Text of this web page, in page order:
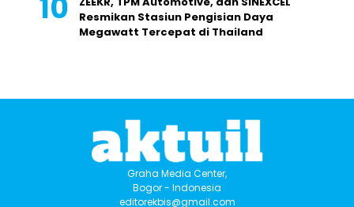
Resmikan Stasiun Pengisian Daya
Megawatt Tercepat di Thailand
Graha Media Center,
Bogor - Indonesia
editorekbis@gmail.com